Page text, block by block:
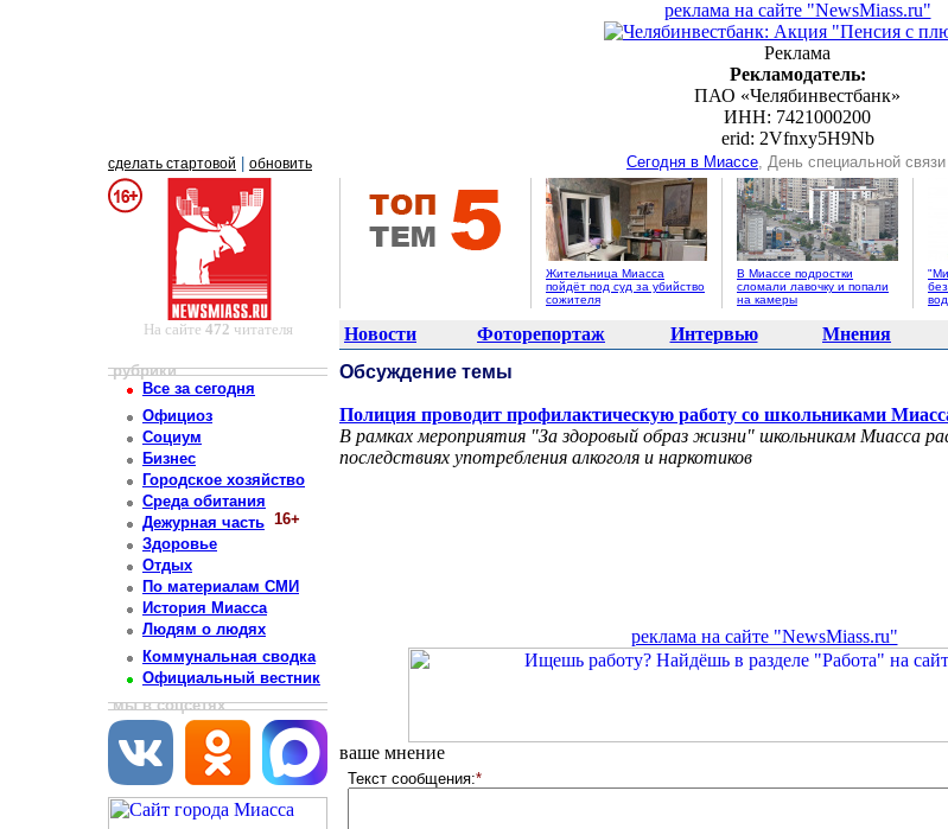
реклама на сайте "NewsMiass.ru"
Реклама
Рекламодатель:
ПАО «Челябинвестбанк»
ИНН: 7421000200
erid: 2Vfnxy5H9Nb
сделать стартовой обновить Сегодня в Миассе, День специальной
Жительница Миасса
пойдёт под суд за убийство
сожителя
В Миассе подростки
сломали лавочку и попали
на камеры
На сайте 472 читателя Новости Фоторепортаж Интервью Мнения
рубрики
Все за сегодня
Официоз
Социум
Бизнес
Городское хозяйство
Среда обитания
Дежурная часть 16+
Здоровье
Отдых
По материалам СМИ
История Миасса
Людям о людях
Коммунальная сводка
Официальный вестник
мы в соцсетях
Обсуждение темы
Полиция проводит профилактическую работу со школьниками
В рамках мероприятия "За здоровый образ жизни" школьникам Миасса
последствиях употребления алкоголя и наркотиков
реклама на сайте "NewsMiass.ru"
ваше мнение
Текст сообщения:*